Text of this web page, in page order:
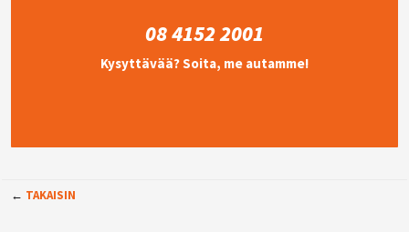
08 4152 2001
Kysyttävää? Soita, me autamme!
← TAKAISIN